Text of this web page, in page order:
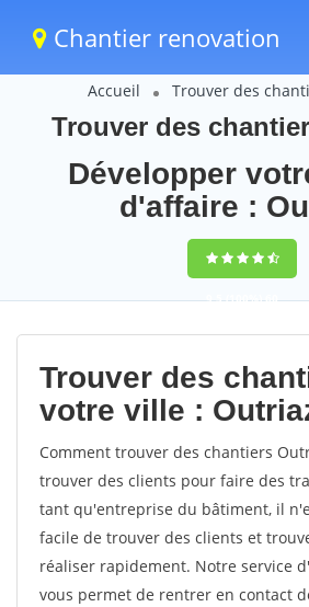
Chantier renovation
Accueil Trouver des
Trouver des
Développer
d'affaire :
9,5(100%)60
votes
Trouver des
votre ville :
Comment trouver des chantiers
trouver des clients pour faire des
tant qu'entreprise du bâtiment, il
facile de trouver des clients et
réaliser rapidement. Notre service
vous permet de rentrer en contact